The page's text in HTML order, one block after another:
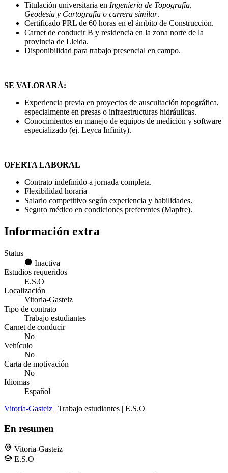
Titulación universitaria en Ingeniería de Topografía,
Geodesia y Cartografía o carrera similar.
Certificado PRL de 60 horas en el ámbito de Construcción.
Carnet de conducir B y residencia en la zona norte de la
provincia de Lleida.
Disponibilidad para trabajo presencial en campo.
SE VALORARÁ:
Experiencia previa en proyectos de auscultación topográfica,
especialmente en presas o infraestructuras hidráulicas.
Conocimientos en manejo de equipos de medición y software
especializado (ej. Leyca Infinity).
OFERTA LABORAL
Contrato indefinido a jornada completa.
Flexibilidad horaria
Salario competitivo según experiencia y habilidades.
Seguro médico en condiciones preferentes (Mapfre).
Información extra
Status
Inactiva
Estudios requeridos
E.S.O
Localización
Vitoria-Gasteiz
Tipo de contrato
Trabajo estudiantes
Carnet de conducir
No
Vehículo
No
Carta de motivación
No
Idiomas
Español
Vitoria-Gasteiz | Trabajo estudiantes | E.S.O
En resumen
Vitoria-Gasteiz
E.S.O